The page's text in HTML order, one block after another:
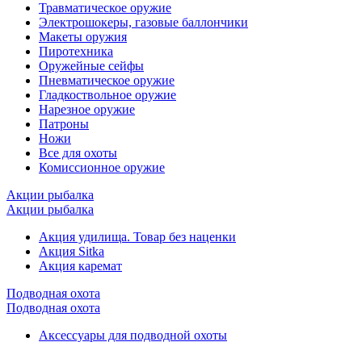
Травматическое оружие
Электрошокеры, газовые баллончики
Макеты оружия
Пиротехника
Оружейные сейфы
Пневматическое оружие
Гладкоствольное оружие
Нарезное оружие
Патроны
Ножи
Все для охоты
Комиссионное оружие
Акции рыбалка
Акции рыбалка
Акция удилища. Товар без наценки
Акция Sitka
Акция каремат
Подводная охота
Подводная охота
Аксессуары для подводной охоты